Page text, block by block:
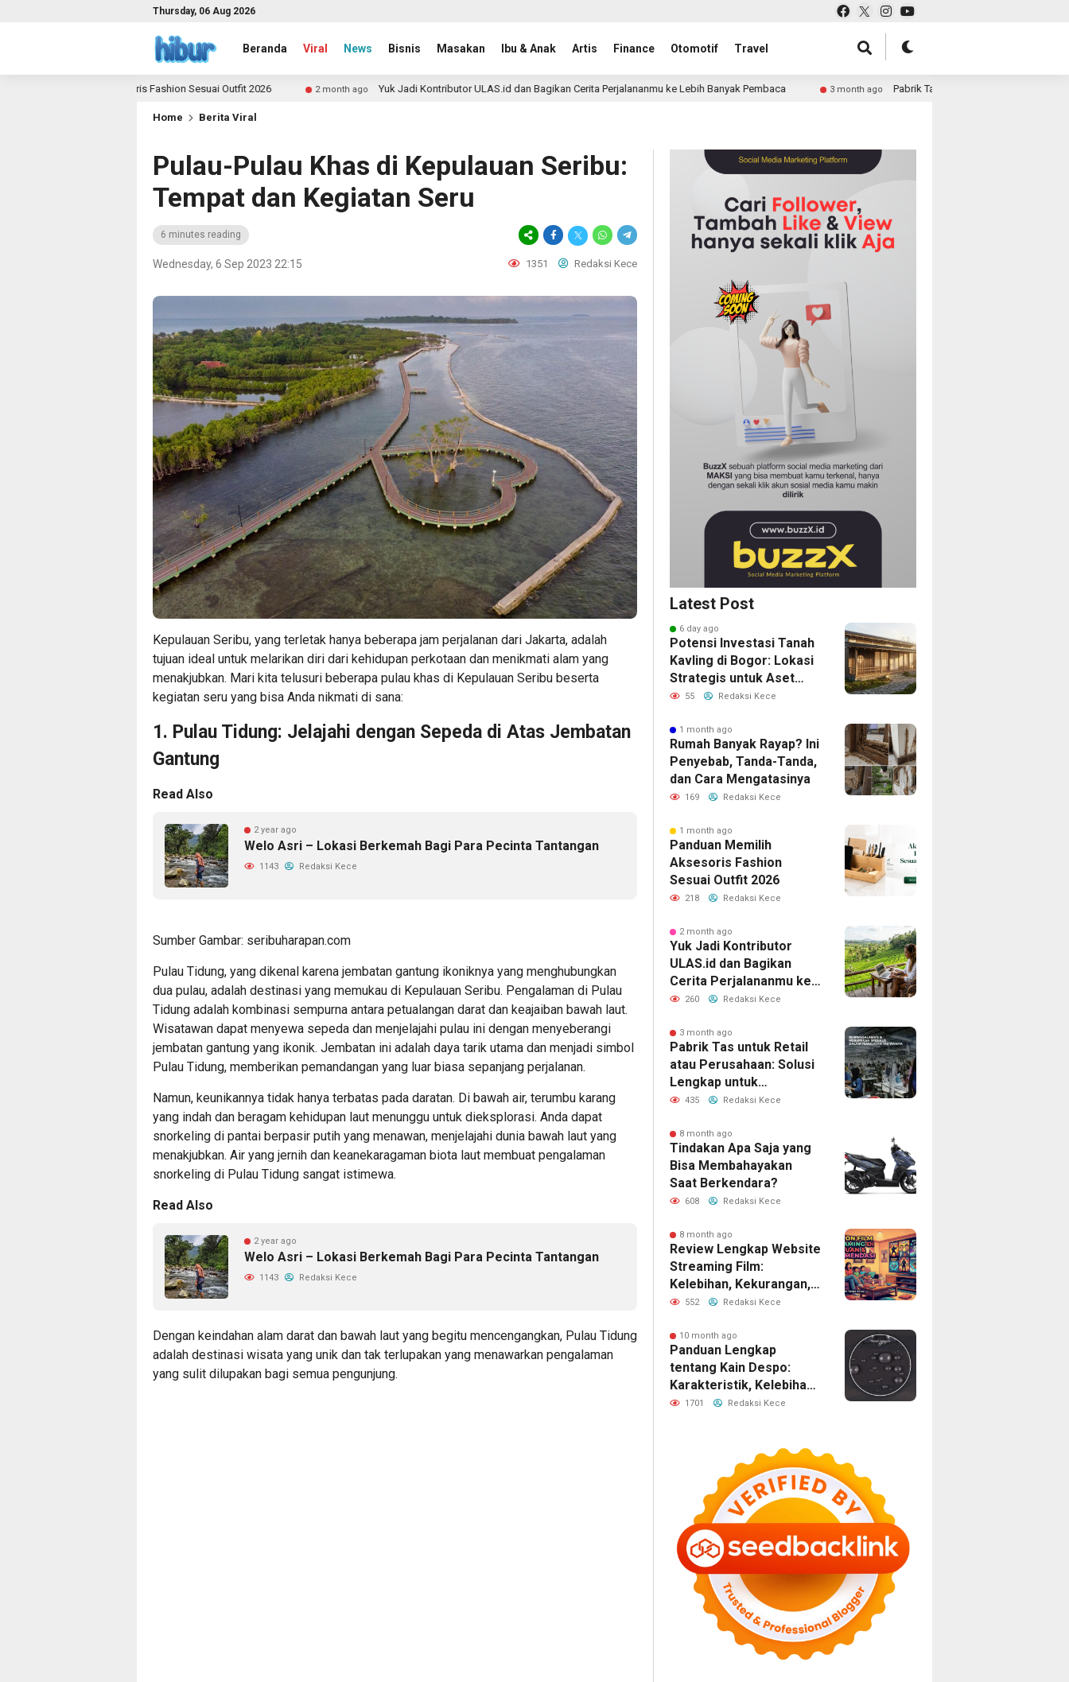
Thursday, 06 Aug 2026
Beranda Viral News Bisnis Masakan Ibu & Anak Artis Finance Otomotif Travel
Aksesoris Fashion Sesuai Outfit 2026 2 month ago Yuk Jadi Kontributor ULAS.id dan Bagikan Cerita Perjalananmu ke Lebih Banyak Pembaca 3 month ago Pabrik Tas untuk Retail atau Perusahaan: Solusi
Home Berita Viral
Pulau-Pulau Khas di Kepulauan Seribu:
Tempat dan Kegiatan Seru
6 minutes reading
Wednesday, 6 Sep 2023 22:15 1351 Redaksi Kece
Kepulauan Seribu, yang terletak hanya beberapa jam perjalanan dari Jakarta, adalah
tujuan ideal untuk melarikan diri dari kehidupan perkotaan dan menikmati alam yang
menakjubkan. Mari kita telusuri beberapa pulau khas di Kepulauan Seribu beserta
kegiatan seru yang bisa Anda nikmati di sana:
1. Pulau Tidung: Jelajahi dengan Sepeda di Atas Jembatan
Gantung
Read Also
2 year ago
Welo Asri – Lokasi Berkemah Bagi Para Pecinta Tantangan
1143 Redaksi Kece
Sumber Gambar: seribuharapan.com
Pulau Tidung, yang dikenal karena jembatan gantung ikoniknya yang menghubungkan
dua pulau, adalah destinasi yang memukau di Kepulauan Seribu. Pengalaman di Pulau
Tidung adalah kombinasi sempurna antara petualangan darat dan keajaiban bawah laut.
Wisatawan dapat menyewa sepeda dan menjelajahi pulau ini dengan menyeberangi
jembatan gantung yang ikonik. Jembatan ini adalah daya tarik utama dan menjadi simbol
Pulau Tidung, memberikan pemandangan yang luar biasa sepanjang perjalanan.
Namun, keunikannya tidak hanya terbatas pada daratan. Di bawah air, terumbu karang
yang indah dan beragam kehidupan laut menunggu untuk dieksplorasi. Anda dapat
snorkeling di pantai berpasir putih yang menawan, menjelajahi dunia bawah laut yang
menakjubkan. Air yang jernih dan keanekaragaman biota laut membuat pengalaman
snorkeling di Pulau Tidung sangat istimewa.
Read Also
2 year ago
Welo Asri – Lokasi Berkemah Bagi Para Pecinta Tantangan
1143 Redaksi Kece
Dengan keindahan alam darat dan bawah laut yang begitu mencengangkan, Pulau Tidung
adalah destinasi wisata yang unik dan tak terlupakan yang menawarkan pengalaman
yang sulit dilupakan bagi semua pengunjung.
Latest Post
6 day ago
Potensi Investasi Tanah
Kavling di Bogor: Lokasi
Strategis untuk Aset
Masa Depan
55 Redaksi Kece
1 month ago
Rumah Banyak Rayap? Ini
Penyebab, Tanda-Tanda,
dan Cara Mengatasinya
169 Redaksi Kece
1 month ago
Panduan Memilih
Aksesoris Fashion
Sesuai Outfit 2026
218 Redaksi Kece
2 month ago
Yuk Jadi Kontributor
ULAS.id dan Bagikan
Cerita Perjalananmu ke
Lebih Banyak Pembaca
260 Redaksi Kece
3 month ago
Pabrik Tas untuk Retail
atau Perusahaan: Solusi
Lengkap untuk
Kebutuhan Bisnis Anda
435 Redaksi Kece
8 month ago
Tindakan Apa Saja yang
Bisa Membahayakan
Saat Berkendara?
608 Redaksi Kece
8 month ago
Review Lengkap Website
Streaming Film:
Kelebihan, Kekurangan,
dan Fitur Unggulan
552 Redaksi Kece
10 month ago
Panduan Lengkap
tentang Kain Despo:
Karakteristik, Kelebihan,
dan Manfaatnya
1701 Redaksi Kece